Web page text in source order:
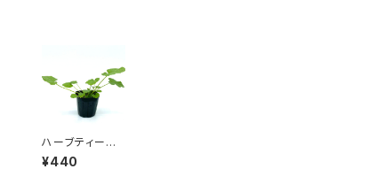
ハーブティー
マーシュマロウ
¥440